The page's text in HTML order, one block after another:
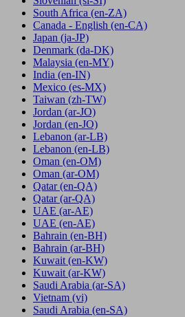
South Africa (en-ZA)
Canada - English (en-CA)
Japan (ja-JP)
Denmark (da-DK)
Malaysia (en-MY)
India (en-IN)
Mexico (es-MX)
Taiwan (zh-TW)
Jordan (ar-JO)
Jordan (en-JO)
Lebanon (ar-LB)
Lebanon (en-LB)
Oman (en-OM)
Oman (ar-OM)
Qatar (en-QA)
Qatar (ar-QA)
UAE (ar-AE)
UAE (en-AE)
Bahrain (en-BH)
Bahrain (ar-BH)
Kuwait (en-KW)
Kuwait (ar-KW)
Saudi Arabia (ar-SA)
Vietnam (vi)
Saudi Arabia (en-SA)